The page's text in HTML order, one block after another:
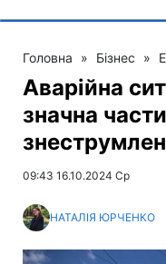
Головна » Бізнес »
Аварійна
значна
09:43 16.10.2024 Ср
НАТАЛІЯ ЮРЧЕНКО